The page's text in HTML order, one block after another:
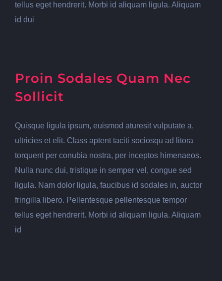
tellus eget hendrerit. Morbi id aliquam ligula. Aliquam
id dui
Proin Sodales Quam Nec
Sollicit
Quisque ligula ipsum, euismod aturesit vulputate a,
ultricies et elit. Class aptent taciti sociosqu ad litora
torquent per conubia nostra, per inceptos himenaeos.
Nulla nunc dui, tristique in semper vel, congue sed
ligula. Nam dolor ligula, faucibus id sodales in, auctor
fringilla libero. Pellentesque pellentesque tempor
tellus eget hendrerit. Morbi id aliquam ligula. Aliquam
id